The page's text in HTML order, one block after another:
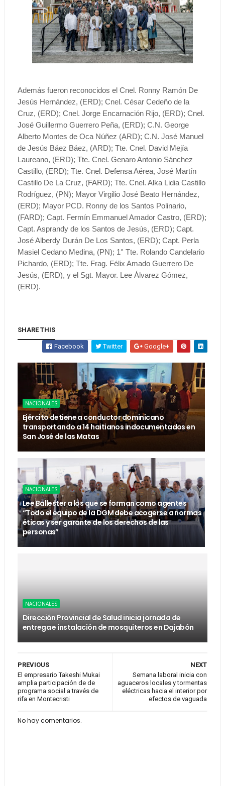
Además fueron reconocidos el Cnel. Ronny Ramón De
Jesús Hernández, (ERD); Cnel. César Cedeño de la
Cruz, (ERD); Cnel. Jorge Encarnación Rijo, (ERD); Cnel.
José Guillermo Guerrero Peña, (ERD); C.N. George
Alberto Montes de Oca Núñez (ARD); C.N. José Manuel
de Jesús Báez Báez, (ARD); Tte. Cnel. David Mejía
Laureano, (ERD); Tte. Cnel. Genaro Antonio Sánchez
Castillo, (ERD); Tte. Cnel. Defensa Aérea, José Martín
Castillo De La Cruz, (FARD); Tte. Cnel. Alka Lidia Castillo
Rodríguez, (PN); Mayor Virgilio José Beato Hernández,
(ERD); Mayor PCD. Ronny de los Santos Polinario,
(FARD); Capt. Fermín Emmanuel Amador Castro, (ERD);
Capt. Asprandy de los Santos de Jesús, (ERD); Capt.
José Alberdy Durán De Los Santos, (ERD); Capt. Perla
Masiel Cedano Medina, (PN); 1° Tte. Rolando Candelario
Pichardo, (ERD); Tte. Frag. Félix Amado Guerrero De
Jesús, (ERD), y el Sgt. Mayor. Lee Álvarez Gómez,
(ERD).
SHARE THIS
Facebook Twitter Google+
NACIONALES
Ejército detiene a conductor dominicano
transportando a 14 haitianos indocumentados en
San José de las Matas
NACIONALES
Lee Ballester a los que se forman como agentes
“Todo el equipo de la DGM debe acogerse a normas
éticas y ser garante de los derechos de las
personas”
NACIONALES
Dirección Provincial de Salud inicia jornada de
entrega e instalación de mosquiteros en Dajabón
NEXT
Semana laboral inicia con
aguaceros locales y tormentas
eléctricas hacia el interior por
efectos de vaguada
PREVIOUS
El empresario Takeshi Mukai
amplia participación de de
programa social a través de
rifa en Montecristi
No hay comentarios.